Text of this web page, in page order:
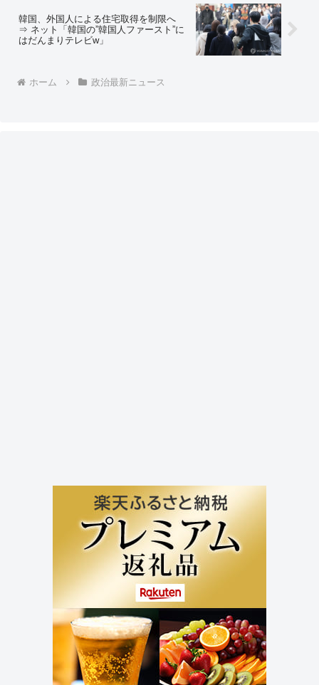
韓国、外国人による住宅取得を制限へ
⇒ ネット「韓国の”韓国人ファースト”に
はだんまりテレビw」
ホーム 政治最新ニュース